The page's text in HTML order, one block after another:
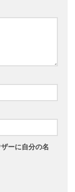
ーに自分の名